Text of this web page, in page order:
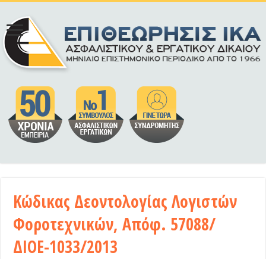
Κώδικας Δεοντολογίας Λογιστών
Φοροτεχνικών, Απόφ. 57088/
ΔΙΟΕ-1033/2013